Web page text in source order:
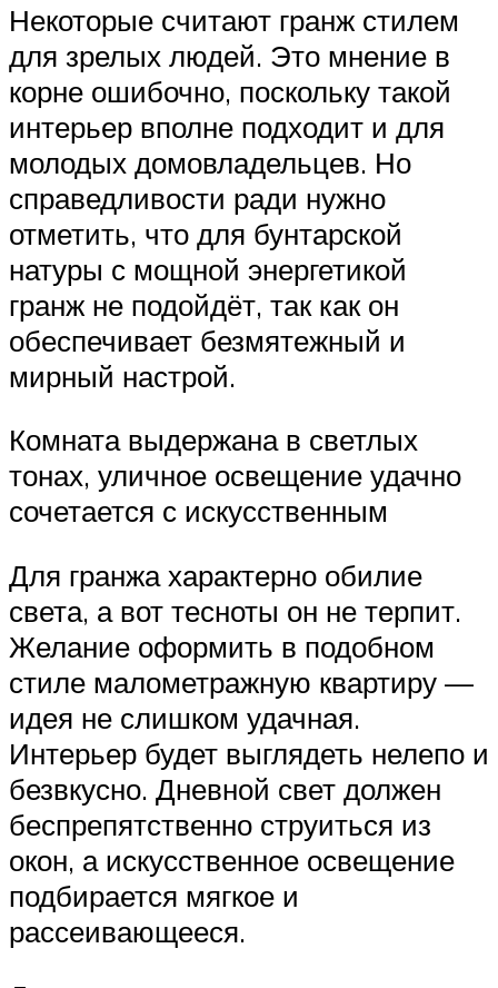
Некоторые считают гранж стилем
для зрелых людей. Это мнение в
корне ошибочно, поскольку такой
интерьер вполне подходит и для
молодых домовладельцев. Но
справедливости ради нужно
отметить, что для бунтарской
натуры с мощной энергетикой
гранж не подойдёт, так как он
обеспечивает безмятежный и
мирный настрой.
Комната выдержана в светлых
тонах, уличное освещение удачно
сочетается с искусственным
Для гранжа характерно обилие
света, а вот тесноты он не терпит.
Желание оформить в подобном
стиле малометражную квартиру —
идея не слишком удачная.
Интерьер будет выглядеть нелепо и
безвкусно. Дневной свет должен
беспрепятственно струиться из
окон, а искусственное освещение
подбирается мягкое и
рассеивающееся.